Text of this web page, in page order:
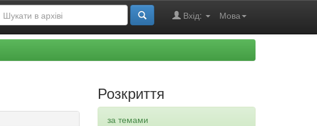
Мова
Вхід:
Розкриття
за темами